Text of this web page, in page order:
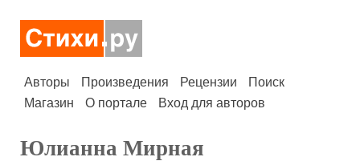
Авторы Произведения Рецензии
Поиск
Магазин
О портале Вход для авторов
Юлианна Мирная